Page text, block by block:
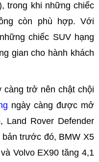
trong khi những chiếc
còn phù hợp. Với
chiếc SUV hạng
gian cho hành khách
càng trở nên chật chội
ngày càng được mở
Land Rover Defender
trước đó, BMW X5
Volvo EX90 tăng 4,1